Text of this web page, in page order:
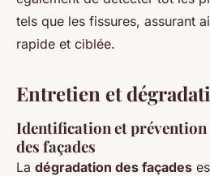
tels que les fissures, assurant
rapide et ciblée.
Entretien et
Identification et prévention
des façades
La dégradation des façades